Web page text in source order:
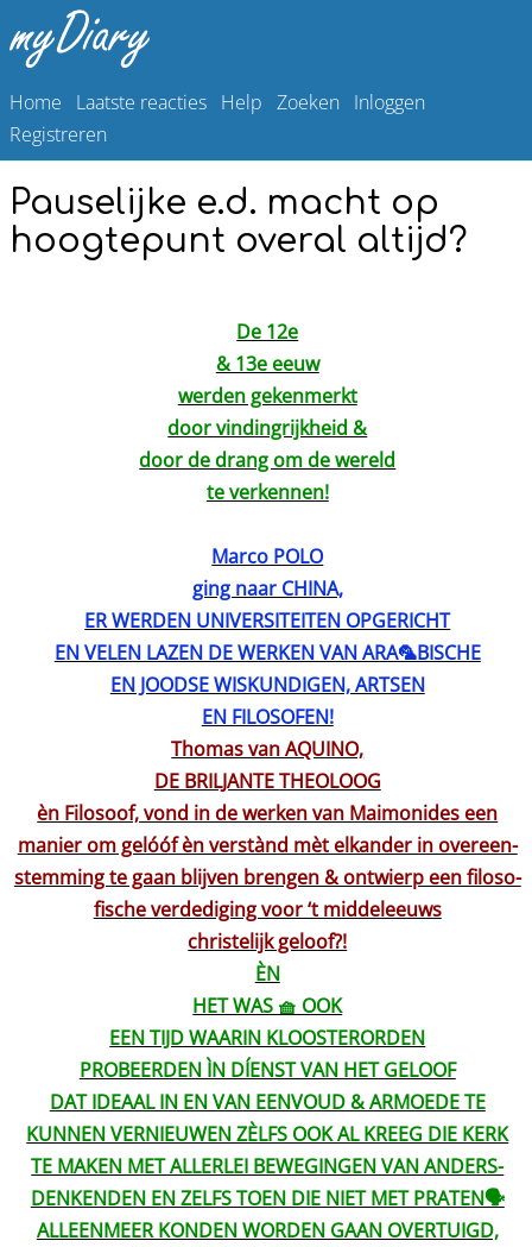
Home Laatste reacties Help Zoeken Inloggen
Registreren
Pauselijke e.d. macht op
hoogtepunt overal altijd?
De 12e
& 13e eeuw
werden gekenmerkt
door vindingrijkheid &
door de drang om de wereld
te verkennen!
Marco POLO
ging naar CHINA,
ER WERDEN UNIVERSITEITEN OPGERICHT
EN VELEN LAZEN DE WERKEN VAN ARA🦜BISCHE
EN JOODSE WISKUNDIGEN, ARTSEN
EN FILOSOFEN!
Thomas van AQUINO,
DE BRILJANTE THEOLOOG
èn Filosoof, vond in de werken van Maimonides een
manier om gelóóf èn verstànd mèt elkander in overeen-
stemming te gaan blijven brengen & ontwierp een filoso-
fische verdediging voor ‘t middeleeuws
christelijk geloof?!
ÈN
HET WAS 🧺 OOK
EEN TIJD WAARIN KLOOSTERORDEN
PROBEERDEN ÌN DÍENST VAN HET GELOOF
DAT IDEAAL IN EN VAN EENVOUD & ARMOEDE TE
KUNNEN VERNIEUWEN ZÈLFS OOK AL KREEG DIE KERK
TE MAKEN MET ALLERLEI BEWEGINGEN VAN ANDERS-
DENKENDEN EN ZELFS TOEN DIE NIET MET PRATEN🗣️
ALLEENMEER KONDEN WORDEN GAAN OVERTUIGD,